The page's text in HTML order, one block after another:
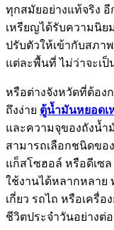
ทุกสมัยอย่างแท้จริง
เหรียญได้รับความนิย
ปรับตัวให้เข้ากับสภา
แต่ละพื้นที่ ไม่ว่าจะเ
หรือต่างจังหวัดที่ต้อง
ถึงง่าย ตู้น้ำมันหยอดเ
และความจุของถังน้ำ
สามารถเลือกชนิดขอ
แก็สโซฮอล์ หรือดีเซ
ใช้งานได้หลากหลาย
เกี่ยว รถไถ หรือเครื่
ชีวิตประจำวันอย่างต่อ